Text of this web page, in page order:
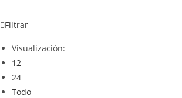
Filtrar
Visualización:
12
24
Todo